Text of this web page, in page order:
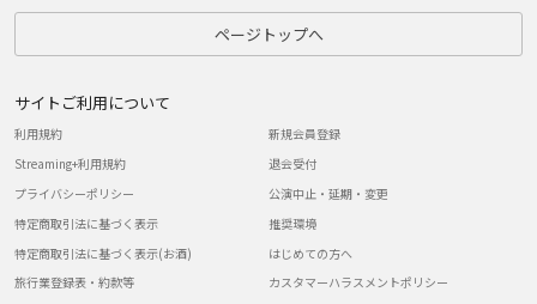
ページトップへ
サイトご利用について
利用規約
Streaming+利用規約
プライバシーポリシー
特定商取引法に基づく表示
特定商取引法に基づく表示(お酒)
旅行業登録表・約款等
新規会員登録
退会受付
公演中止・延期・変更
推奨環境
はじめての方へ
カスタマーハラスメントポリシー